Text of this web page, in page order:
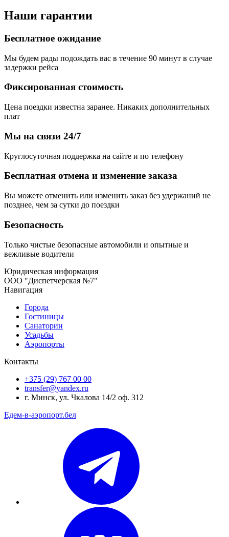
Наши гарантии
Бесплатное ожидание
Мы будем рады подождать вас в течение 90 минут в случае
задержки рейса
Фиксированная стоимость
Цена поездки известна заранее. Никаких дополнительных
плат
Мы на связи 24/7
Круглосуточная поддержка на сайте и по телефону
Бесплатная отмена и изменение заказа
Вы можете отменить или изменить заказ без удержаний не
позднее, чем за сутки до поездки
Безопасность
Только чистые безопасные автомобили и опытные и
вежливые водители
Юридическая информация
ООО "Диспетчерская №7"
Навигация
Города
Гостиницы
Санатории
Усадьбы
Аэропорты
Контакты
+375 (29) 767 00 00
transfer@yandex.ru
г. Минск, ул. Чкалова 14/2 оф. 312
Едем-в-аэропорт.бел